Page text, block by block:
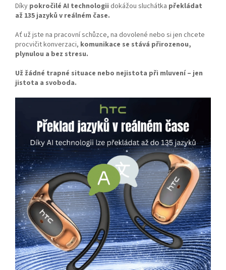
Díky pokročilé AI technologii dokážou sluchátka překládat
až 135 jazyků v reálném čase.
Ať už jste na pracovní schůzce, na dovolené nebo si jen chcete
procvičit konverzaci, komunikace se stává přirozenou,
plynulou a bez stresu.
Už žádné trapné situace nebo nejistota při mluvení – jen
jistota a svoboda.